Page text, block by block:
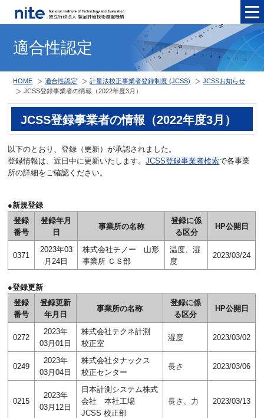
適合性認定
HOME 適合性認定 計量法校正事業者登録制度 (JCSS)
JCSSお知らせ
JCSS登録事業者の情報（2022年度3月）
JCSS登録事業者の情報（2022年度3月）
以下のとおり、登録（更新）が承認されました。
登録情報は、近日中に更新いたします。JCSS登録事業者検索で各事業
所の詳細をご確認ください。
●新規登録
登録
番号
登録年月
日
事業所の名称
登録に係
る区分
HP公開日
0371
2023年03
月24日
株式会社チノー 山形
事業所 ＣＳ部
温度、湿
度
2023/03/24
●登録更新
登録
番号
登録更新
年月日
事業所の名称
登録に係
る区分
HP公開日
0272
2023年
03月01日
株式会社テクネ計測
校正室
湿度 2023/03/02
0249
2023年
03月04日
株式会社タナックス
校正センター
長さ 2023/03/06
0215
2023年
03月12日
日本計測システム株式
会社 本社工場
JCSS 校正部
長さ、力 2023/03/13